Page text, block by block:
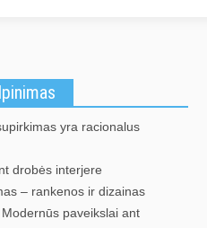
yra racionalus
drobės interjere
– rankenos ir dizainas
paveikslai ant